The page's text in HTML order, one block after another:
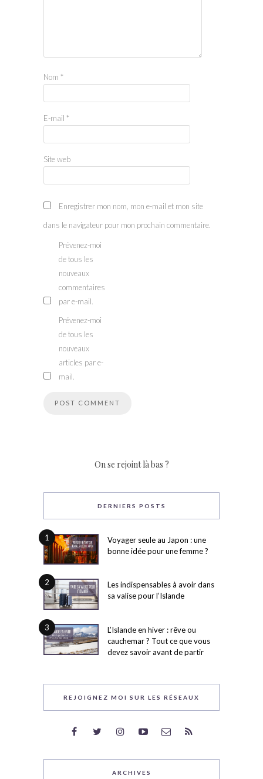
Nom *
E-mail *
Site web
Enregistrer mon nom, mon e-mail et mon site
dans le navigateur pour mon prochain commentaire.
Prévenez-moi
de tous les
nouveaux
commentaires
par e-mail.
Prévenez-moi
de tous les
nouveaux
articles par e-
mail.
On se rejoint là bas ?
DERNIERS POSTS
1
Voyager seule au Japon : une
bonne idée pour une femme ?
2
Les indispensables à avoir dans
sa valise pour l’Islande
3
L’Islande en hiver : rêve ou
cauchemar ? Tout ce que vous
devez savoir avant de partir
REJOIGNEZ MOI SUR LES RÉSEAUX
ARCHIVES